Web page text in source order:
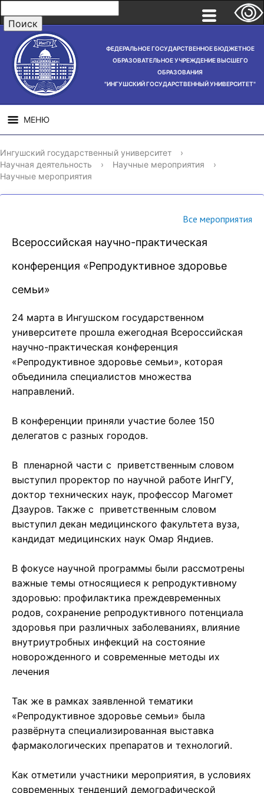
ФЕДЕРАЛЬНОЕ ГОСУДАРСТВЕННОЕ БЮДЖЕТНОЕ
ОБРАЗОВАТЕЛЬНОЕ УЧРЕЖДЕНИЕ ВЫСШЕГО
ОБРАЗОВАНИЯ
"ИНГУШСКИЙ ГОСУДАРСТВЕННЫЙ УНИВЕРСИТЕТ"
МЕНЮ
СВЕДЕНИЯ ОБ
ОБРАЗОВАТЕЛЬНОЙ
ОРГАНИЗАЦИИ
НАУЧНАЯ
ДЕЯТЕЛЬНОСТЬ
Ингушский государственный университет
›
Научная деятельность
› Научные мероприятия
›
Научные мероприятия
Все мероприятия
Всероссийская научно-практическая
конференция «Репродуктивное здоровье
семьи»
24 марта в Ингушском государственном
университете прошла ежегодная Всероссийская
научно-практическая конференция
«Репродуктивное здоровье семьи», которая
объединила специалистов множества
направлений.
В конференции приняли участие более 150
делегатов с разных городов.
В пленарной части с приветственным словом
выступил проректор по научной работе ИнгГУ,
доктор технических наук, профессор Магомет
Дзауров. Также с приветственным словом
выступил декан медицинского факультета вуза,
кандидат медицинских наук Омар Яндиев.
В фокусе научной программы были рассмотрены
важные темы относящиеся к репродуктивному
здоровью: профилактика преждевременных
родов, сохранение репродуктивного потенциала
здоровья при различных заболеваниях, влияние
внутриутробных инфекций на состояние
новорожденного и современные методы их
лечения
Так же в рамках заявленной тематики
«Репродуктивное здоровье семьи» была
развёрнута специализированная выставка
фармакологических препаратов и технологий.
Как отметили участники мероприятия, в условиях
современных тенденций демографической